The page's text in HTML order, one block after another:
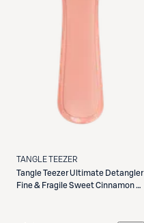
TANGLE TEEZER
Tangle TeezerUltimate Detangler
Fine & Fragile Sweet Cinnamon -